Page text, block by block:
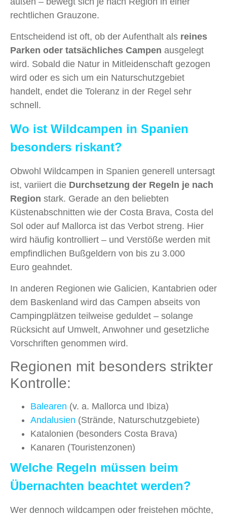
rechtlichen Grauzone.
Entscheidend ist oft, ob der Aufenthalt als reines
Parken oder tatsächliches Campen ausgelegt
wird. Sobald die Natur in Mitleidenschaft gezogen
wird oder es sich um ein Naturschutzgebiet
handelt, endet die Toleranz in der Regel sehr
schnell.
Wo ist Wildcampen in Spanien
besonders riskant?
Obwohl Wildcampen in Spanien generell untersagt
ist, variiert die Durchsetzung der Regeln je nach
Region stark. Gerade an den beliebten
Küstenabschnitten wie der Costa Brava, Costa del
Sol oder auf Mallorca ist das Verbot streng. Hier
wird häufig kontrolliert – und Verstöße werden mit
empfindlichen Bußgeldern von bis zu 3.000
Euro geahndet.
In anderen Regionen wie Galicien, Kantabrien oder
dem Baskenland wird das Campen abseits von
Campingplätzen teilweise geduldet – solange
Rücksicht auf Umwelt, Anwohner und gesetzliche
Vorschriften genommen wird.
Regionen mit besonders strikter
Kontrolle:
Balearen (v. a. Mallorca und Ibiza)
Andalusien (Strände, Naturschutzgebiete)
Katalonien (besonders Costa Brava)
Kanaren (Touristenzonen)
Welche Regeln müssen beim
Übernachten beachtet werden?
Wer dennoch wildcampen oder freistehen möchte,